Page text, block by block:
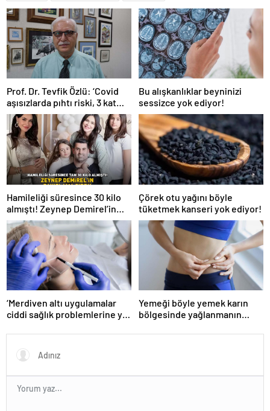
Prof. Dr. Tevfik Özlü: ‘Covid
aşısızlarda pıhtı riski, 3 kat
daha fazla’
Bu alışkanlıklar beyninizi
sessizce yok ediyor!
Hamileliği süresince 30 kilo
almıştı! Zeynep Demirel’in
zayıflama sırrı! MUCİZEVİ
ETKİ!
Çörek otu yağını böyle
tüketmek kanseri yok ediyor!
‘Merdiven altı uygulamalar
ciddi sağlık problemlerine yol
Yemeği böyle yemek karın
bölgesinde yağlanmanın